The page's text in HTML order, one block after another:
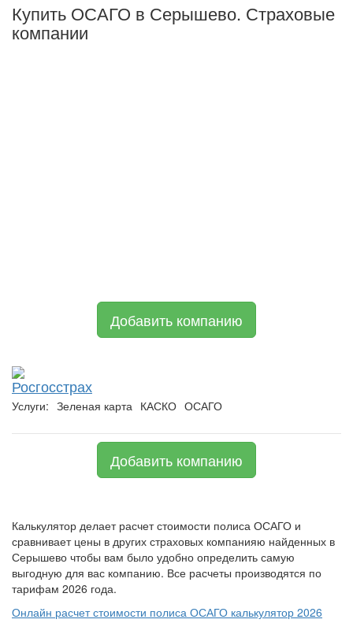
Купить ОСАГО в Серышево. Страховые
компании
Добавить компанию
Росгосстрах
Услуги: Зеленая карта КАСКО ОСАГО
Добавить компанию
Калькулятор делает расчет стоимости полиса ОСАГО и
сравнивает цены в других страховых компанияю найденных в
Серышево чтобы вам было удобно определить самую
выгодную для вас компанию. Все расчеты производятся по
тарифам 2026 года.
Онлайн расчет стоимости полиса ОСАГО калькулятор 2026